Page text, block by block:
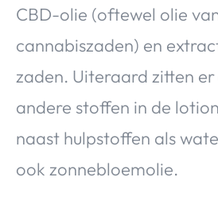
CBD-olie (oftewel olie
cannabiszaden) en
zaden. Uiteraard zitten
andere stoffen in de
naast hulpstoffen als
ook zonnebloemolie.